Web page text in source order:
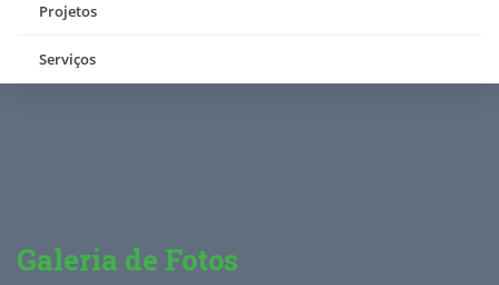
Projetos
Serviços
Galeria de Fotos